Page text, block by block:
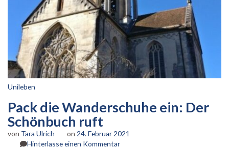
Unileben
Pack die Wanderschuhe ein: Der
Schönbuch ruft
von Tara Ulrich on 24. Februar 2021
Hinterlasse einen Kommentarzu